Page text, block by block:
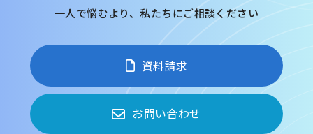
一人で悩むより、私たちにご相談ください
資料請求
お問い合わせ